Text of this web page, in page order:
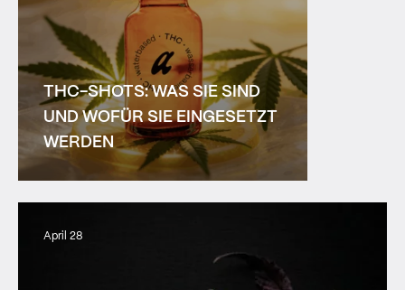
THC-SHOTS: WAS SIE SIND
UND WOFÜR SIE EINGESETZT
WERDEN
April 28